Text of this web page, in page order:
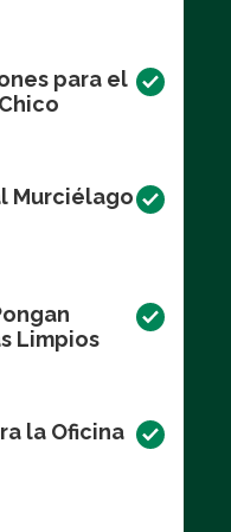
para el
Murciélago
Limpios
la Oficina